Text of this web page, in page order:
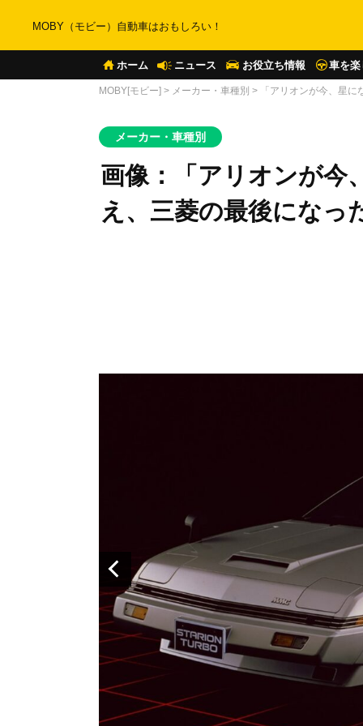
MOBY（モビー）自動車はおもしろい！
ホーム ニュース お役立ち情報 車を楽
MOBY[モビー] > メーカー・車種別 > 「アリオンが今、星
メーカー・車種別
画像：「アリオンが今
え、三菱の最後になっ